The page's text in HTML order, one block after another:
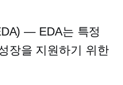
— EDA는 특정
장을 지원하기 위한